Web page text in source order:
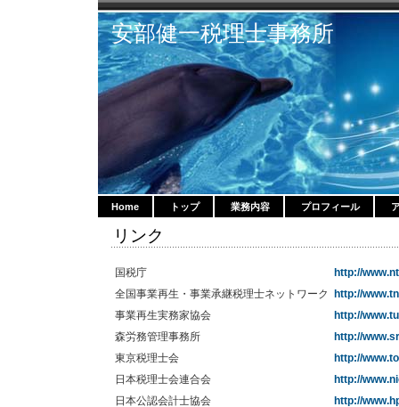
安部健一税理士事務所
Home トップ 業務内容 プロフィール
リンク
国税庁
http://
全国事業再生・事業承継税理士ネットワーク
http://
事業再生実務家協会
http://
森労務管理事務所
http://
東京税理士会
http://
日本税理士会連合会
http://
日本公認会計士協会
http://